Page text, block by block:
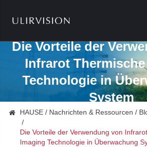
Die Vorteile der
Infrarot
Technologie in
System
HAUSE Nachrichten & Ressourcen
Die Vorteile der Verwendung von
Imaging Technologie in Überwachung